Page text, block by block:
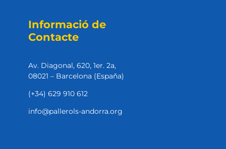
Informació de
Contacte
Av. Diagonal, 620, 1er. 2a,
08021 – Barcelona (Espaňa)
(+34) 629 910 612
info@pallerols-andorra.org